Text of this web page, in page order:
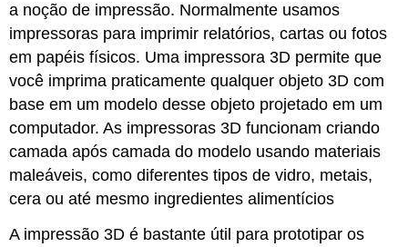
a noção de impressão. Normalmente usamos
impressoras para imprimir relatórios, cartas ou fotos
em papéis físicos. Uma impressora 3D permite que
você imprima praticamente qualquer objeto 3D com
base em um modelo desse objeto projetado em um
computador. As impressoras 3D funcionam criando
camada após camada do modelo usando materiais
maleáveis, como diferentes tipos de vidro, metais,
cera ou até mesmo ingredientes alimentícios
A impressão 3D é bastante útil para prototipar os